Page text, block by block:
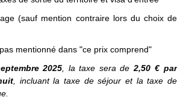
site du Service Public en
du gouvernement canadien en
(sauf mention contraire lors du choix de
mentionné dans "ce prix comprend"
2025 , la taxe sera de 2,50 € par
, incluant la taxe de séjour et la taxe de